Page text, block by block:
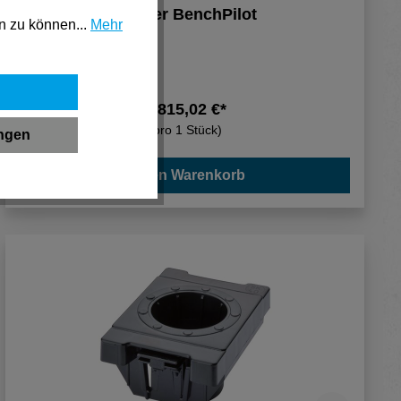
Shaper BenchPilot
1.815,02 €*
(pro 1 Stück)
In den Warenkorb
zu können... Mehr